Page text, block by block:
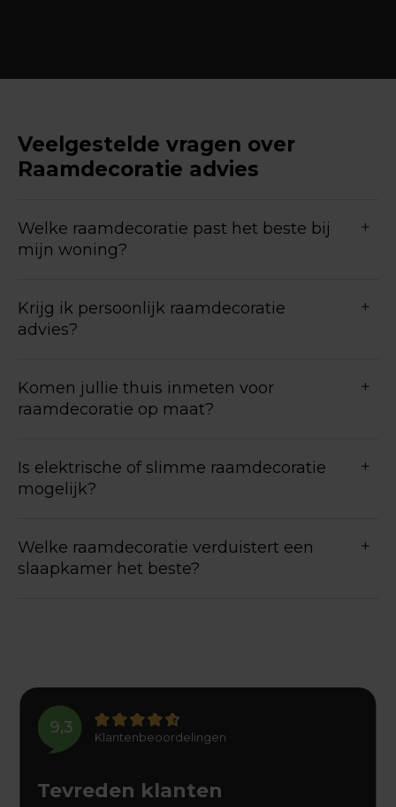
Veelgestelde vragen over
Raamdecoratie advies
Welke raamdecoratie past het beste bij
mijn woning?
Krijg ik persoonlijk raamdecoratie
advies?
Komen jullie thuis inmeten voor
raamdecoratie op maat?
Is elektrische of slimme raamdecoratie
mogelijk?
Welke raamdecoratie verduistert een
slaapkamer het beste?
9,3
Klantenbeoordelingen
Tevreden klanten